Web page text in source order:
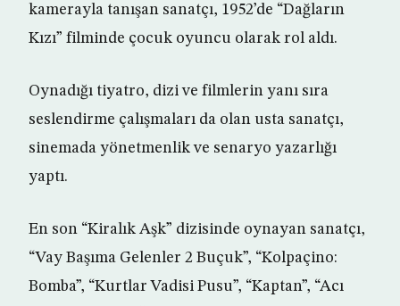
kamerayla tanışan sanatçı, 1952’de “Dağların
Kızı” filminde çocuk oyuncu olarak rol aldı.
Oynadığı tiyatro, dizi ve filmlerin yanı sıra
seslendirme çalışmaları da olan usta sanatçı,
sinemada yönetmenlik ve senaryo yazarlığı
yaptı.
En son “Kiralık Aşk” dizisinde oynayan sanatçı,
“Vay Başıma Gelenler 2 Buçuk”, “Kolpaçino:
Bomba”, “Kurtlar Vadisi Pusu”, “Kaptan”, “Acı